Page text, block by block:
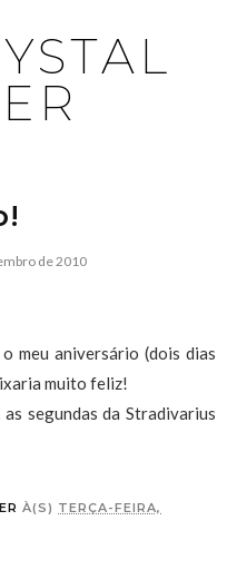
de 2010
meu aniversário (dois dias
muito feliz!
segundas da Stradivarius
À(S) TERÇA-FEIRA,